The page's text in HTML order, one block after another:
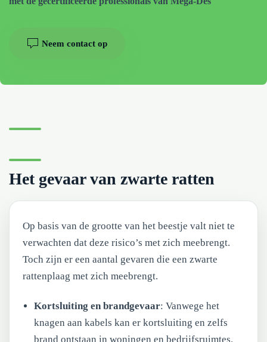
Neem contact op
Het gevaar van zwarte ratten
Op basis van de grootte van het beestje valt niet te
verwachten dat deze risico’s met zich meebrengt.
Toch zijn er een aantal gevaren die een zwarte
rattenplaag met zich meebrengt.
Kortsluiting en brandgevaar: Vanwege het
knagen aan kabels kan er kortsluiting en zelfs
brand ontstaan in woningen en bedrijfsruimtes.